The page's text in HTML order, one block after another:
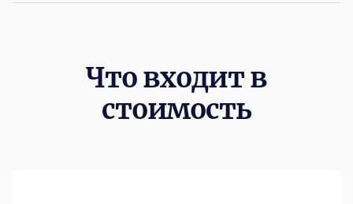
Что входит в
стоимость